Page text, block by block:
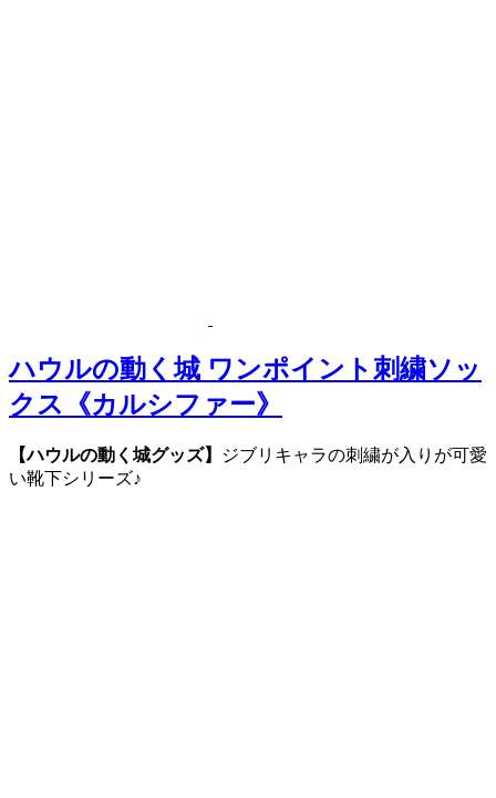
ハウルの動く城 ワンポイント刺繍ソッ
クス《カルシファー》
【ハウルの動く城グッズ】
ジブリキャラの刺繍が入りが可愛
い靴下シリーズ♪